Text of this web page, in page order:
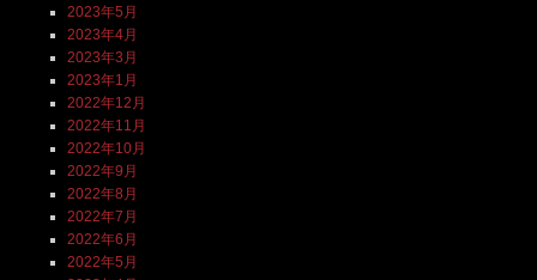
2023年5月
2023年4月
2023年3月
2023年1月
2022年12月
2022年11月
2022年10月
2022年9月
2022年8月
2022年7月
2022年6月
2022年5月